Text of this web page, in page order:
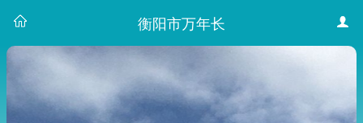
衡阳市万年长